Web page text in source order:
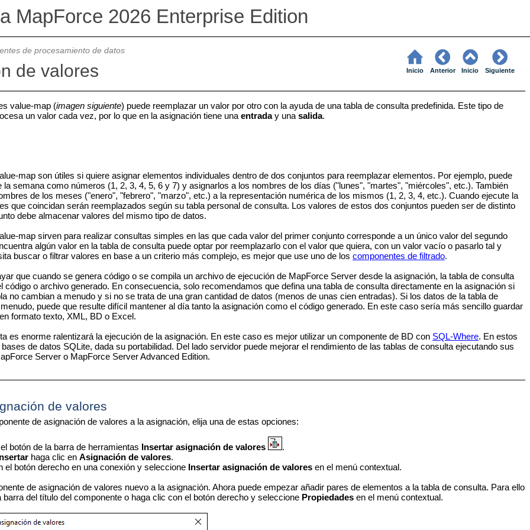
MapForce 2026 Enterprise Edition
de procesamiento de datos
de valores Inicio Anterior Inicio Siguiente
value-map (imagen siguiente) puede reemplazar un valor por otro con la ayuda de una tabla de consulta predefinida. Este tipo de
un valor cada vez, por lo que en la asignación tiene una entraday una salida.
map son útiles si quiere asignar elementos individuales dentro de dos conjuntos para reemplazar elementos. Por ejemplo, puede
la semana como números (1, 2, 3, 4, 5, 6 y 7) y asignarlos a los nombres de los días ("lunes", "martes", "miércoles", etc.). También
de los meses ("enero", "febrero", "marzo", etc.) a la representación numérica de los mismos (1, 2, 3, 4, etc.). Cuando ejecute la
que coincidan serán reemplazados según su tabla personal de consulta. Los valores de estos dos conjuntos pueden ser de distinto
debe almacenar valores del mismo tipo de datos.
map sirven para realizar consultas simples en las que cada valor del primer conjunto corresponde a un único valor del segundo
algún valor en la tabla de consulta puede optar por reemplazarlo con el valor que quiera, con un valor vacío o pasarlo tal y
buscar o filtrar valores en base a un criterio más complejo, es mejor que use uno de los componentes de filtrado.
que cuando se genera código o se compila un archivo de ejecución de MapForce Server desde la asignación, la tabla de consulta
código o archivo generado. En consecuencia, solo recomendamos que defina una tabla de consulta directamente en la asignación si
no cambian a menudo y si no se trata de una gran cantidad de datos (menos de unas cien entradas). Si los datos de la tabla de
puede que resulte difícil mantener al día tanto la asignación como el código generado. En este caso sería más sencillo guardar
formato texto, XML, BD o Excel.
es enorme ralentizará la ejecución de la asignación. En este caso es mejor utilizar un componente de BD con SQL-Where. En estos
de datos SQLite, dada su portabilidad. Del lado servidor puede mejorar el rendimiento de las tablas de consulta ejecutando sus
Server o MapForce Server Advanced Edition.
de valores
de asignación de valores a la asignación, elija una de estas opciones:
botón de la barra de herramientas Insertar asignación de valores
.
haga clic en Asignación de valores.
el botón derecho en una conexión y seleccione Insertar asignación de valoresen el menú contextual.
de asignación de valores nuevo a la asignación. Ahora puede empezar añadir pares de elementos a la tabla de consulta. Para ello
barra del título del componente o haga clic con el botón derecho y seleccione Propiedadesen el menú contextual.